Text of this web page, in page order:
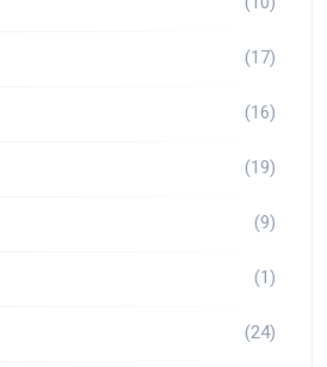
(17)
(16)
(19)
(9)
(1)
(24)